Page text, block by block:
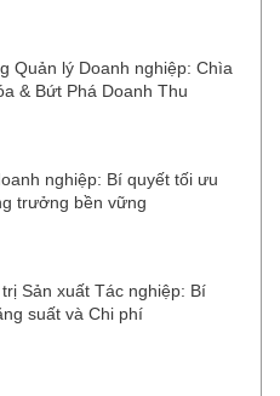
Quản lý Doanh nghiệp: Chìa
& Bứt Phá Doanh Thu
nghiệp: Bí quyết tối ưu
trưởng bền vững
Sản xuất Tác nghiệp: Bí
suất và Chi phí